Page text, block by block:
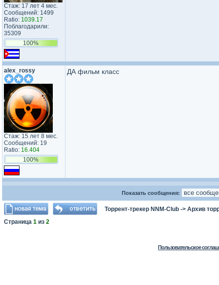
Стаж: 17 лет 4 мес.
Сообщений: 1499
Ratio: 1039.17
Поблагодарили:
35309
100%
alex_rossy
Стаж: 15 лет 8 мес.
Сообщений: 19
Ratio: 16.404
100%
ДА фильм класс
Показать сообщения:
Торрент-трекер NNM-Club -> Архив
Страница 1 из 2
Пользовательское